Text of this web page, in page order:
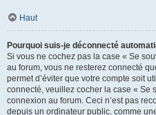
Haut
Pourquoi suis-je déconnecté
Si vous ne cochez pas la case « Se
au forum, vous ne resterez connecté
permet d’éviter que votre compte soit
connecté, veuillez cocher la case « Se
connexion au forum. Ceci n’est pas
depuis un ordinateur public, comme